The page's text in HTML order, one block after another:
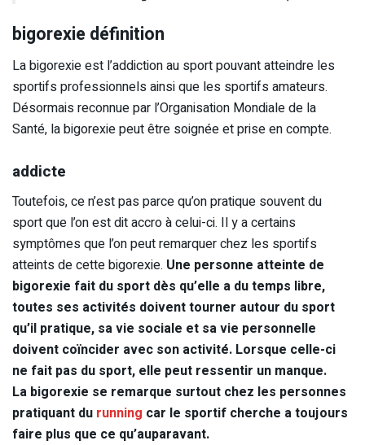
bigorexie définition
La bigorexie est l’addiction au sport pouvant atteindre les
sportifs professionnels ainsi que les sportifs amateurs.
Désormais reconnue par l’Organisation Mondiale de la
Santé, la bigorexie peut être soignée et prise en compte.
addicte
Toutefois, ce n’est pas parce qu’on pratique souvent du
sport que l’on est dit accro à celui-ci. Il y a certains
symptômes que l’on peut remarquer chez les sportifs
atteints de cette bigorexie. Une personne atteinte de
bigorexie fait du sport dès qu’elle a du temps libre,
toutes ses activités doivent tourner autour du sport
qu’il pratique, sa vie sociale et sa vie personnelle
doivent coïncider avec son activité. Lorsque celle-ci
ne fait pas du sport, elle peut ressentir un manque.
La bigorexie se remarque surtout chez les personnes
pratiquant du running car le sportif cherche a toujours
faire plus que ce qu’auparavant.